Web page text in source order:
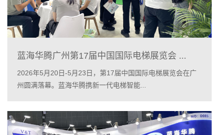
蓝海华腾广州第17届中国国际电梯展览会 ...
2026年5月20日-5月23日，第17届中国国际电梯展览会在广
州圆满落幕。蓝海华腾携新一代电梯智能...